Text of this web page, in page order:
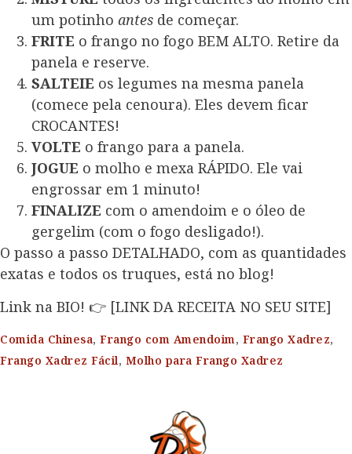
um potinho antes de começar.
FRITE o frango no fogo BEM ALTO. Retire da
panela e reserve.
SALTEIE os legumes na mesma panela
(comece pela cenoura). Eles devem ficar
CROCANTES!
VOLTE o frango para a panela.
JOGUE o molho e mexa RÁPIDO. Ele vai
engrossar em 1 minuto!
FINALIZE com o amendoim e o óleo de
gergelim (com o fogo desligado!).
O passo a passo DETALHADO, com as quantidades
exatas e todos os truques, está no blog!
Link na BIO! 👉 [LINK DA RECEITA NO SEU SITE]
Comida Chinesa, Frango com Amendoim, Frango Xadrez,
Frango Xadrez Fácil, Molho para Frango Xadrez